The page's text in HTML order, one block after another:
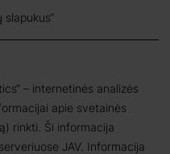
slapukus“
– internetinės analizės
apie svetainės
rinkti. Ši informacija
JAV. Informacija